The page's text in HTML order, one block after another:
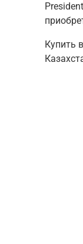
Купить